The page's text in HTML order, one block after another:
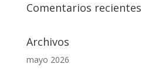
Comentarios recientes
Archivos
mayo 2026